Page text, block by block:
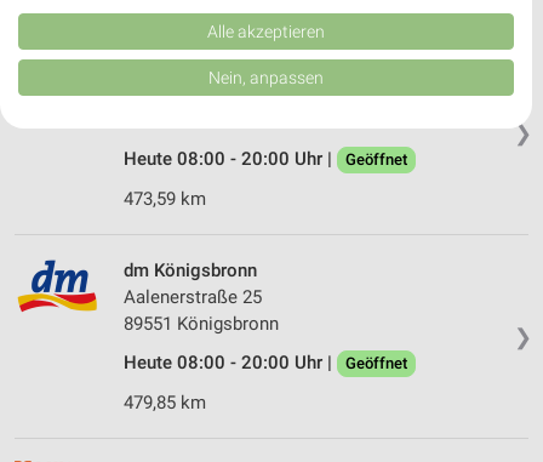
❯
dm Aalen
Daimlerstraße 16
Heute 08:00 - 20:00 Uhr |
Geöffnet
473,59 km
❯
dm Königsbronn
Aalenerstraße 25
89551 Königsbronn
Heute 08:00 - 20:00 Uhr |
Geöffnet
479,85 km
Kombinationen von Daten aus verschiedenen Quellen. Entwicklung und
Verbesserung der Angebote. Verwendung reduzierter Daten zur Auswahl
von Inhalten.
Daten können außerhalb der Europäischen Union weitergegeben und in die
Website/App.
Partnerliste anzeigen (1 IAB-Anbieter)
Wir nutzen Ihre Daten für folgende Zwecke:
Speichern von oder Zugriff auf Informationen
auf einem Endgerät
Verwendung reduzierter Daten zur Auswahl von
Werbeanzeigen
Erstellung von Profilen für personalisierte
Alle akzeptieren
Nein, anpassen